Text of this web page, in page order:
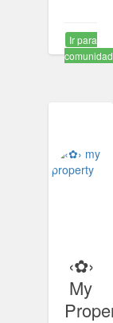
Ir para
‹✿›
My